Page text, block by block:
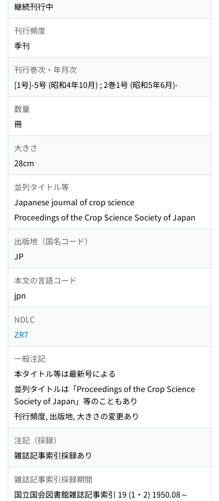
継続刊行中
刊行頻度
季刊
刊行巻次・年月次
[1号]-5号 (昭和4年10月) ; 2巻1号 (昭和5年6月)-
数量
冊
大きさ
28cm
並列タイトル等
Japanese journal of crop science
Proceedings of the Crop Science Society of Japan
出版地（国名コード）
JP
本文の言語コード
jpn
NDLC
ZR7
一般注記
本タイトル等は最新号による
並列タイトルは「Proceedings of the Crop Science
Society of Japan」等のこともあり
刊行頻度, 出版地, 大きさの変更あり
注記（採録）
雑誌記事索引採録あり
雑誌記事索引採録期間
国立国会図書館雑誌記事索引 19 (1・2) 1950.08～